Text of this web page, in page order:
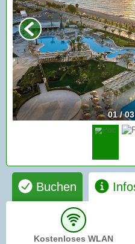
01 /
Buchen
Kostenloses WLAN